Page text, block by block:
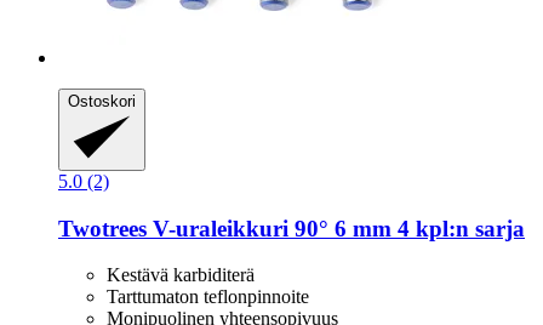
Ostoskori
5.0 (2)
Twotrees V-​uraleikkuri 90° 6 mm 4 kpl:n sarja
Kestävä karbiditerä
Tarttumaton teflonpinnoite
Monipuolinen yhteensopivuus